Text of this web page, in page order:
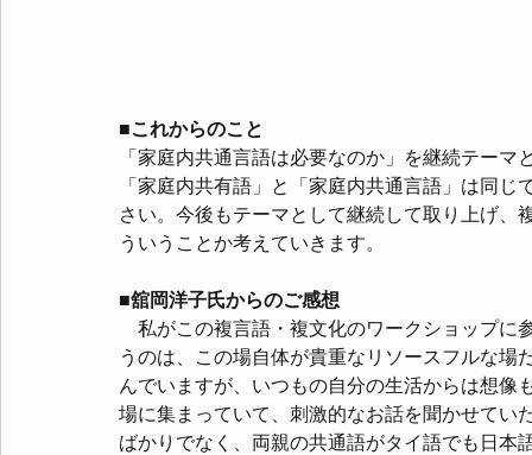
■これからのこと
「家庭内共通言語は必要なのか」を継続テー
「家庭内共有語」と「家庭内共通言語」は同じ
さい。今後もテーマとして継続して取り上げ、
ういうことか考えていきます。
■舘岡洋子氏からのご感想
私がこの複言語・複文化のワークショップに
うのは、この場自体が貴重なリソースフルな
んでいますが、いつもの自分の生活からは想像
場に集まっていて、刺激的なお話を聞かせてい
ばかりでなく、両親の共通語がタイ語でも日本